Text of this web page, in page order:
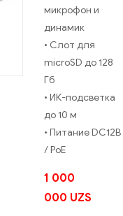
микрофон и
динамик
• Слот для
microSD до 128
Гб
• ИК-подсветка
до 10 м
• Питание DC12В
/ PoE
1 000
000 UZS